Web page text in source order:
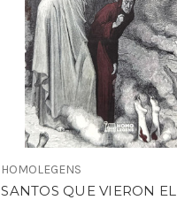
HOMOLEGENS
SANTOS QUE VIERON EL